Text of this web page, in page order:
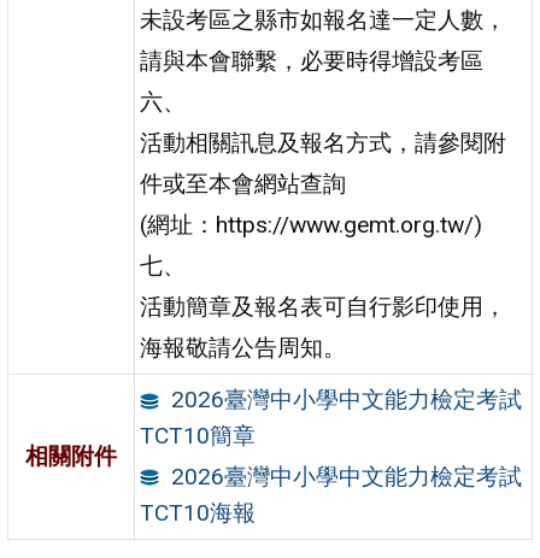
未設考區之縣市如報名達一定人數，
請與本會聯繫，必要時得增設考區
六、
活動相關訊息及報名方式，請參閱附
件或至本會網站查詢
(網址：https://www.gemt.org.tw/)
七、
活動簡章及報名表可自行影印使用，
海報敬請公告周知。
相關附件
2026臺灣中小學中文能力檢定考試
TCT10簡章
2026臺灣中小學中文能力檢定考試
TCT10海報